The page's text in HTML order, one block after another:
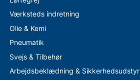
Værksteds indretning
Olie & Kemi
Pneumatik
Svejs & Tilbehør
Arbejdsbeklædning & Sikkerhedsudstyr